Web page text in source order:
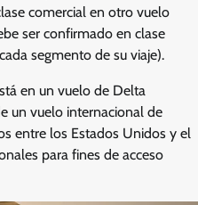
comercial en otro vuelo
ser confirmado en clase
segmento de su viaje).
en un vuelo de Delta
un vuelo internacional de
entre los Estados Unidos y el
para fines de acceso